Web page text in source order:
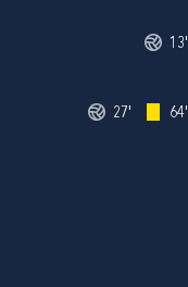
13'
27' 64'